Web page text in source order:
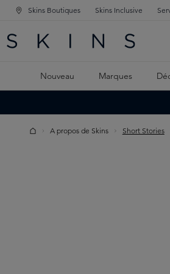
PRINCIPALE
CONTENU PRINCIPAL
Skins Boutiques Skins Inclusive
Nouveau Marques
A propos de Skins Short Stories